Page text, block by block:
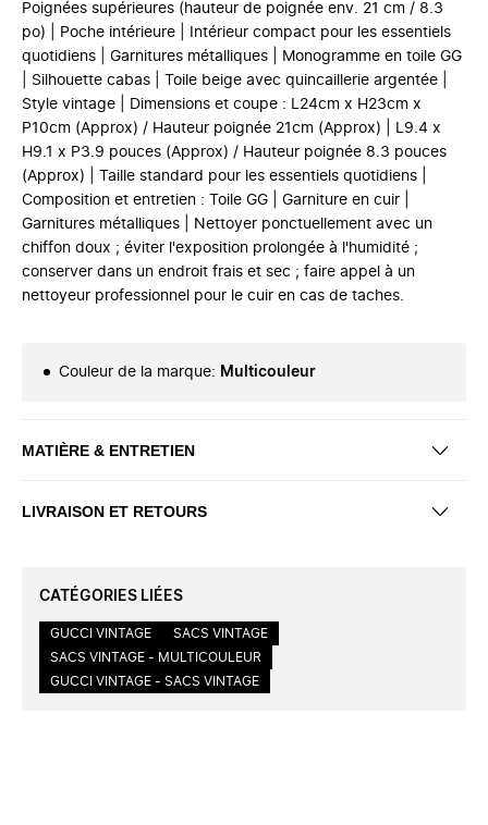
Poignées supérieures (hauteur de poignée env. 21 cm / 8.3
po) | Poche intérieure | Intérieur compact pour les essentiels
quotidiens | Garnitures métalliques | Monogramme en toile GG
| Silhouette cabas | Toile beige avec quincaillerie argentée |
Style vintage | Dimensions et coupe : L24cm x H23cm x
P10cm (Approx) / Hauteur poignée 21cm (Approx) | L9.4 x
H9.1 x P3.9 pouces (Approx) / Hauteur poignée 8.3 pouces
(Approx) | Taille standard pour les essentiels quotidiens |
Composition et entretien : Toile GG | Garniture en cuir |
Garnitures métalliques | Nettoyer ponctuellement avec un
chiffon doux ; éviter l'exposition prolongée à l'humidité ;
conserver dans un endroit frais et sec ; faire appel à un
nettoyeur professionnel pour le cuir en cas de taches.
Couleur de la marque: Multicouleur
MATIÈRE & ENTRETIEN
LIVRAISON ET RETOURS
CATÉGORIES LIÉES
GUCCI VINTAGE
SACS VINTAGE
SACS VINTAGE - MULTICOULEUR
GUCCI VINTAGE - SACS VINTAGE